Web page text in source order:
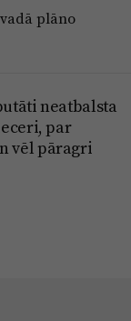
plāno
neatbalsta
par
vēl pāragri